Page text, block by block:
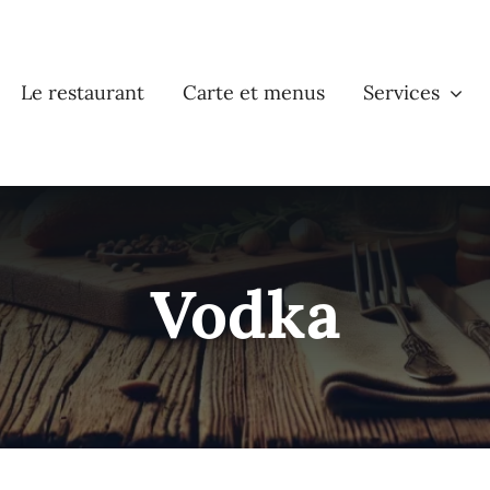
Le restaurant Carte et menus Services
Vodka